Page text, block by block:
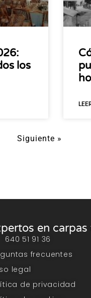
los
Siguiente »
en
640 51 91 36
frecuentes
legal
de privacidad